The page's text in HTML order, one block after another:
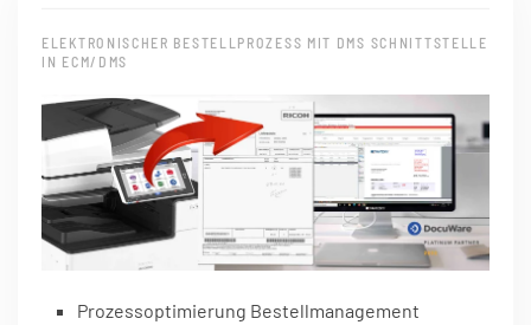
ELEKTRONISCHER BESTELLPROZESS MIT DMS SCHNITTSTELLE
IN ECM/DMS
Prozessoptimierung Bestellmanagement